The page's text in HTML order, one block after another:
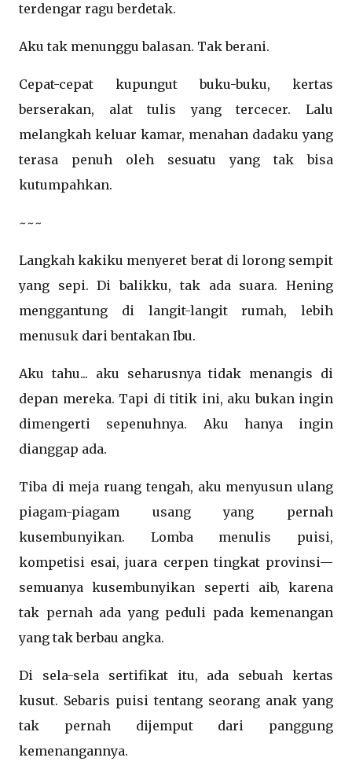
terdengar ragu berdetak.
Aku tak menunggu balasan. Tak berani.
Cepat-cepat kupungut buku-buku, kertas
berserakan, alat tulis yang tercecer. Lalu
melangkah keluar kamar, menahan dadaku yang
terasa penuh oleh sesuatu yang tak bisa
kutumpahkan.
~~~
Langkah kakiku menyeret berat di lorong sempit
yang sepi. Di balikku, tak ada suara. Hening
menggantung di langit-langit rumah, lebih
menusuk dari bentakan Ibu.
Aku tahu... aku seharusnya tidak menangis di
depan mereka. Tapi di titik ini, aku bukan ingin
dimengerti sepenuhnya. Aku hanya ingin
dianggap ada.
Tiba di meja ruang tengah, aku menyusun ulang
piagam-piagam usang yang pernah
kusembunyikan. Lomba menulis puisi,
kompetisi esai, juara cerpen tingkat provinsi—
semuanya kusembunyikan seperti aib, karena
tak pernah ada yang peduli pada kemenangan
yang tak berbau angka.
Di sela-sela sertifikat itu, ada sebuah kertas
kusut. Sebaris puisi tentang seorang anak yang
tak pernah dijemput dari panggung
kemenangannya.